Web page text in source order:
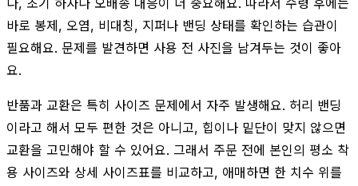
다, 초기 하자나 오배송 대응이 더 중요해요. 따라서 수령 후에는
바로 봉제, 오염, 비대칭, 지퍼나 밴딩 상태를 확인하는 습관이
필요해요. 문제를 발견하면 사용 전 사진을 남겨두는 것이 좋아
요.
반품과 교환은 특히 사이즈 문제에서 자주 발생해요. 허리 밴딩
이라고 해서 모두 편한 것은 아니고, 힙이나 밑단이 맞지 않으면
교환을 고민해야 할 수 있어요. 그래서 주문 전에 본인의 평소 착
용 사이즈와 상세 사이즈표를 비교하고, 애매하면 한 치수 위를